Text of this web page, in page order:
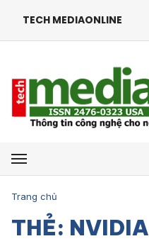
TECH MEDIAONLINE
Mở menu
Trang chủ
THẺ: NVIDIA